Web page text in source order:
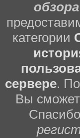
категории
сервере.
Вы